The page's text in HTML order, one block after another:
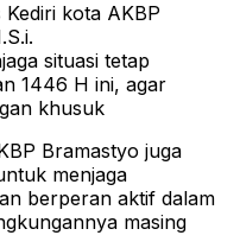
kota AKBP
situasi tetap
1446 H ini, agar
khusuk
Bramastyo juga
menjaga
berperan aktif dalam
masing